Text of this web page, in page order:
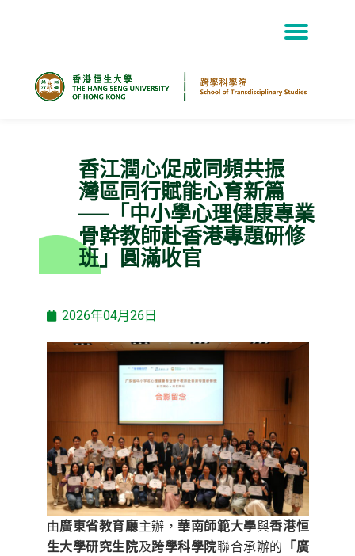
香江潤心促成同頻共振
灣區同行賦能心育新篇
——「中小學心理健康專業
骨幹教師赴香港專題研修
班」圓滿收官
2026年04月26日
由廣東省教育廳主辦，華南師範大學與香港恒
生大學研究生院及跨學科學院聯合承辦的
「廣